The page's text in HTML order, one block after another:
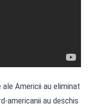
Americii au eliminat
americanii au deschis